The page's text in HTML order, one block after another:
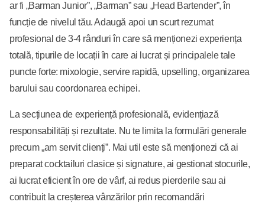
ar fi „Barman Junior”, „Barman” sau „Head Bartender”, în
funcție de nivelul tău. Adaugă apoi un scurt rezumat
profesional de 3-4 rânduri în care să menționezi experiența
totală, tipurile de locații în care ai lucrat și principalele tale
puncte forte: mixologie, servire rapidă, upselling, organizarea
barului sau coordonarea echipei.
La secțiunea de experiență profesională, evidențiază
responsabilități și rezultate. Nu te limita la formulări generale
precum „am servit clienți”. Mai util este să menționezi că ai
preparat cocktailuri clasice și signature, ai gestionat stocurile,
ai lucrat eficient în ore de vârf, ai redus pierderile sau ai
contribuit la creșterea vânzărilor prin recomandări